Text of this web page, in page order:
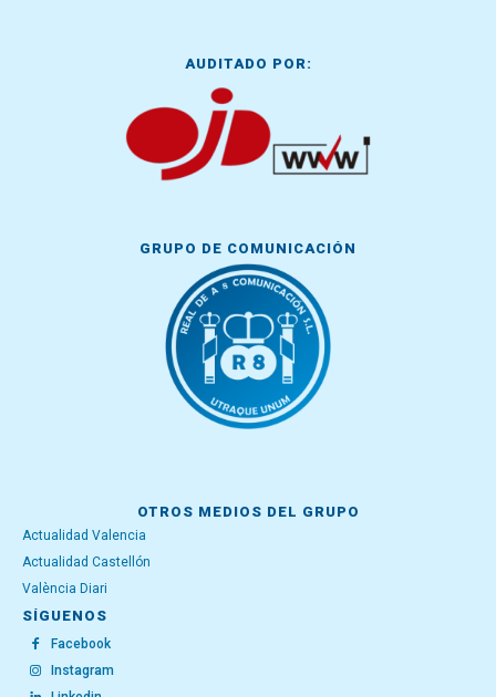
AUDITADO POR:
GRUPO DE COMUNICACIÓN
OTROS MEDIOS DEL GRUPO
Actualidad Valencia
Actualidad Castellón
València Diari
SÍGUENOS
Facebook
Instagram